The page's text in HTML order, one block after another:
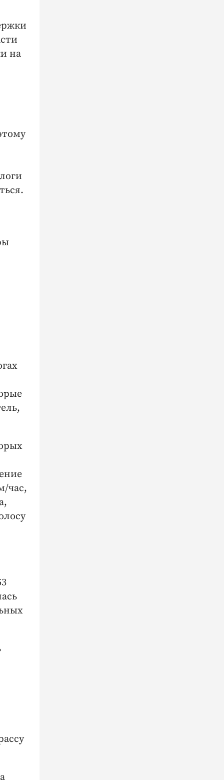
на
час,